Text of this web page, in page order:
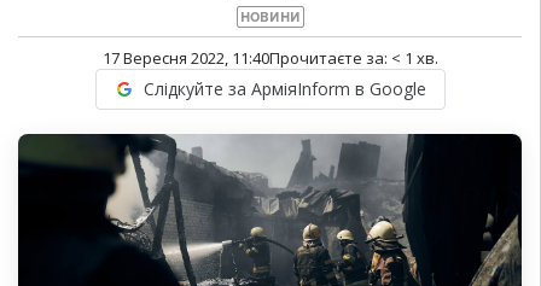
НОВИНИ
17 Вересня 2022, 11:40Прочитаєте за: < 1 хв.
Слідкуйте за АрміяInform в Google